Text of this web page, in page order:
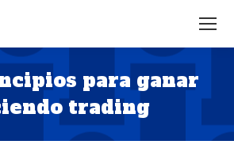
para ganar
trading
Estás aquí: